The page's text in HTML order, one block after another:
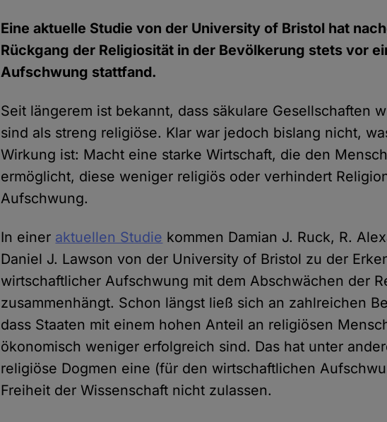
Eine aktuelle Studie von der University of Bristol hat
Rückgang der Religiosität in der Bevölkerung stets vor
Aufschwung stattfand.
Seit längerem ist bekannt, dass säkulare Gesellschaften
sind als streng religiöse. Klar war jedoch bislang nicht,
Wirkung ist: Macht eine starke Wirtschaft, die den
ermöglicht, diese weniger religiös oder verhindert
Aufschwung.
In einer aktuellen Studie kommen Damian J. Ruck, R.
Daniel J. Lawson von der University of Bristol zu der
wirtschaftlicher Aufschwung mit dem Abschwächen der
zusammenhängt. Schon längst ließ sich an zahlreichen
dass Staaten mit einem hohen Anteil an religiösen
ökonomisch weniger erfolgreich sind. Das hat unter
religiöse Dogmen eine (für den wirtschaftlichen
Freiheit der Wissenschaft nicht zulassen.